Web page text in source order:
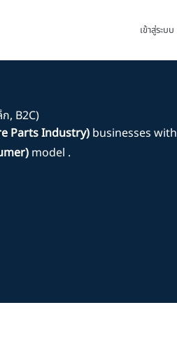
เข้าสู่ระบบ
, B2C)
Parts Industry) businesses with
model .